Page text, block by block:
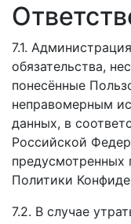
7.1.
обязательства,
понесённые
неправомерным
данных, в
Российской
предусмотренных
Политики
7.2. В случае